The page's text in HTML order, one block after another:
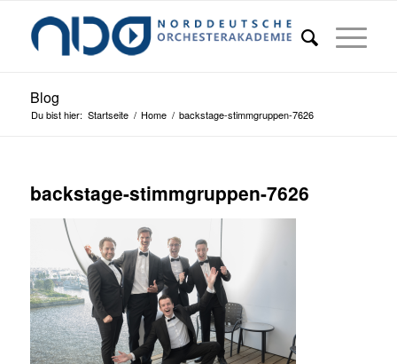
Blog
Du bist hier: Startseite / Home / backstage-stimmgruppen-7626
backstage-stimmgruppen-7626